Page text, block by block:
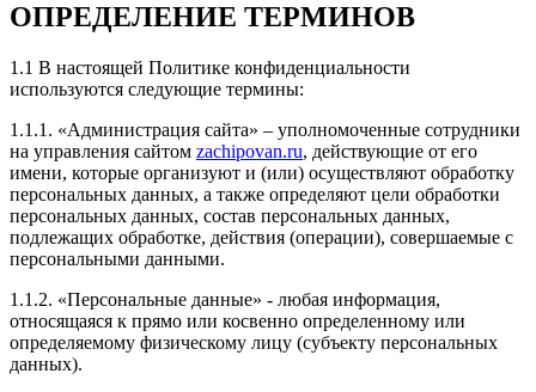
знаю как это прокомментировать, а они работают, и
никак проблем!)) Тут же дополняю отзыв, что шили
машину без Евро-2, думал родные каталики ещё
побегают, а нет, спустя две недели после чипа они
все такие решили что надо на выход)) По итогу
вырезал и так как почти все сервисы предлагают
свою прошивку Евро-2 после удаления, сначала
проконсультировался с Евгением, что не затрется ли
чип который мы сделали, на что услышал ответ, что
вырезай и просто приезжай, прошьем под Евро-2,
при этом ещё и без всяких доплат! Вот это я называю
сервис! По итогу, могу сказать одно, если вы
задумались таки о чипе, то советую Евгения, как
отличного мастера и отзывчивого человека!!! Всем
ровных дорог!
ОПРЕДЕЛЕНИЕ ТЕРМИНОВ
1.1 В настоящей Политике конфиденциальности
используются следующие термины:
1.1.1. «Администрация сайта» – уполномоченные сотрудники
на управления сайтом zachipovan.ru, действующие от его
имени, которые организуют и (или) осуществляют обработку
персональных данных, а также определяют цели обработки
персональных данных, состав персональных данных,
подлежащих обработке, действия (операции), совершаемые с
персональными данными.
1.1.2. «Персональные данные» - любая информация,
относящаяся к прямо или косвенно определенному или
определяемому физическому лицу (субъекту персональных
данных).